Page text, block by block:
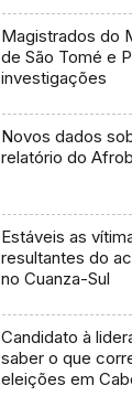
Magistrados do
de São Tomé e
investigações
Novos dados
relatório do
Estáveis as
resultantes do
no Cuanza-Sul
Candidato à
saber o que
eleições em